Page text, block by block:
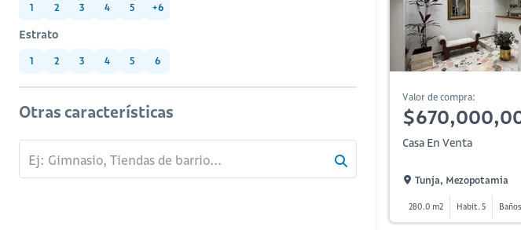
1 2 3 4 5 +6
Estrato
1 2 3 4 5 6
Otras características
Valor de compra:
Casa En Venta
Tunja, Mezopotamia
280.0 m2 Habit. 5